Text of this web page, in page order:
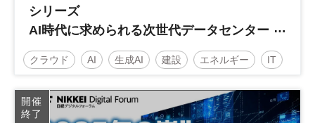
シリーズ
AI時代に求められる次世代データセンター
とは～高密度化・水冷・省電力化の最前線
～
クラウド AI 生成AI 建設 エネルギー IT
データ
日経プレミアム・カンファレンス・シリーズ
開催
終了